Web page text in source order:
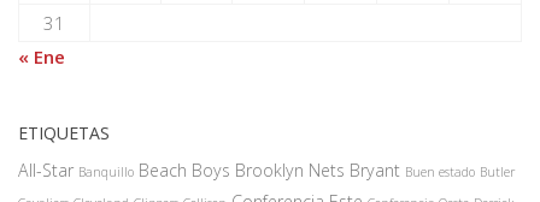
31
« Ene
ETIQUETAS
All-Star Banquillo Beach Boys Brooklyn Nets Bryant Buen estado Butler